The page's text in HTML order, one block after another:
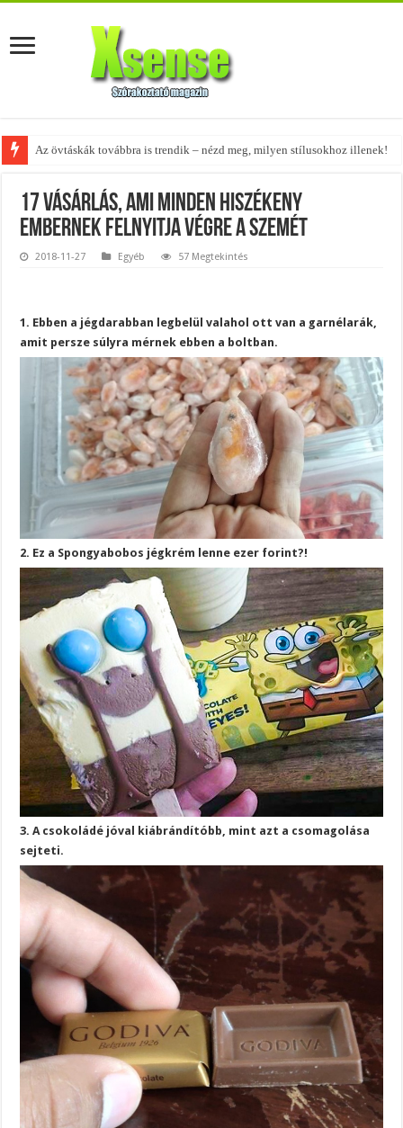
A tökéletes táskák férfiaknak – fedezd fel az 5 legjobb fazont!
17 vásárlás, ami minden hiszékeny
embernek felnyitja végre a szemét
2018-11-27 Egyéb 57 Megtekintés
1. Ebben a jégdarabban legbelül valahol ott van a garnélarák,
amit persze súlyra mérnek ebben a boltban.
2. Ez a Spongyabobos jégkrém lenne ezer forint?!
3. A csokoládé jóval kiábrándítóbb, mint azt a csomagolása
sejteti.